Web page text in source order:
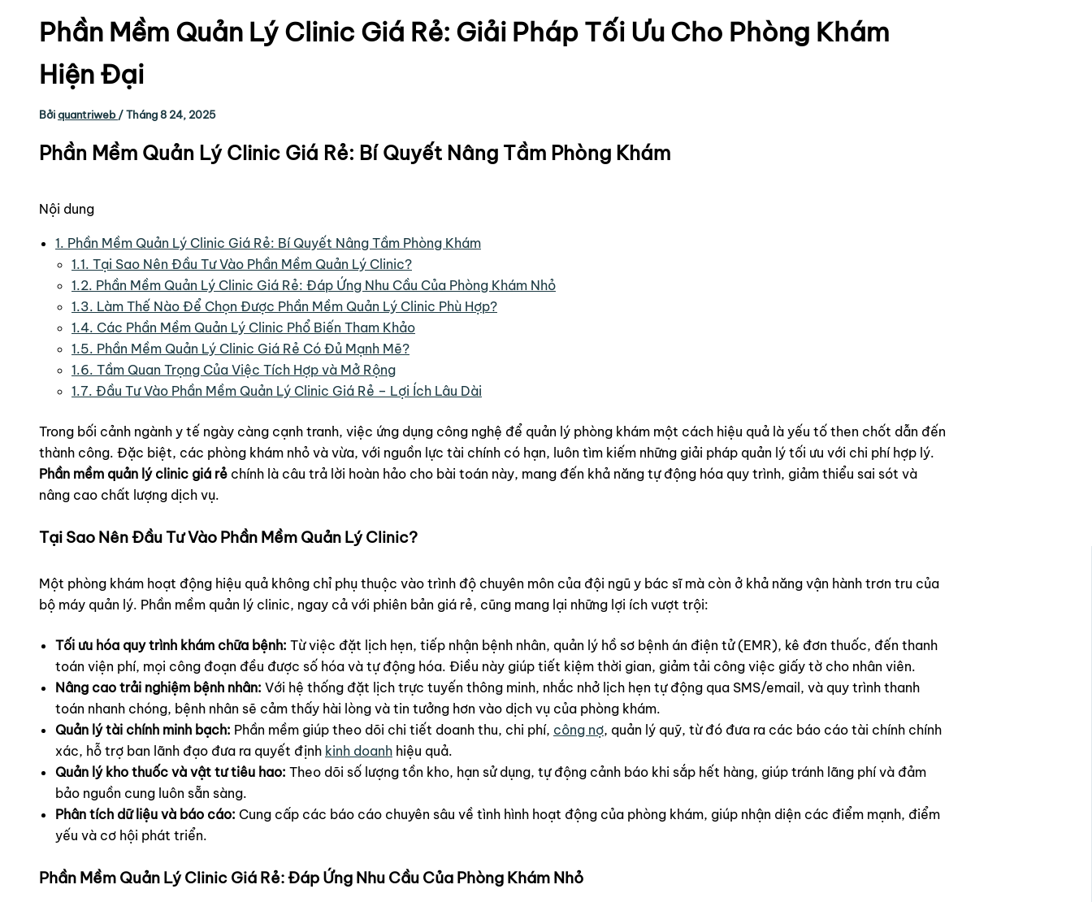
Phần Mềm Quản Lý Clinic Giá Rẻ: Giải Pháp Tối Ưu Cho Phòng Khám
Hiện Đại
Bởiquantriweb/Tháng 8 24, 2025
Phần Mềm Quản Lý Clinic Giá Rẻ: Bí Quyết Nâng Tầm Phòng Khám
Nội dung
1. Phần Mềm Quản Lý Clinic Giá Rẻ: Bí Quyết Nâng Tầm Phòng Khám
1.1. Tại Sao Nên Đầu Tư Vào Phần Mềm Quản Lý Clinic?
1.2. Phần Mềm Quản Lý Clinic Giá Rẻ: Đáp Ứng Nhu Cầu Của Phòng Khám Nhỏ
1.3. Làm Thế Nào Để Chọn Được Phần Mềm Quản Lý Clinic Phù Hợp?
1.4. Các Phần Mềm Quản Lý Clinic Phổ Biến Tham Khảo
1.5. Phần Mềm Quản Lý Clinic Giá Rẻ Có Đủ Mạnh Mẽ?
1.6. Tầm Quan Trọng Của Việc Tích Hợp và Mở Rộng
1.7. Đầu Tư Vào Phần Mềm Quản Lý Clinic Giá Rẻ – Lợi Ích Lâu Dài
Trong bối cảnh ngành y tế ngày càng cạnh tranh, việc ứng dụng công nghệ để quản lý phòng khám một cách hiệu quả là yếu tố then chốt dẫn đến
thành công. Đặc biệt, các phòng khám nhỏ và vừa, với nguồn lực tài chính có hạn, luôn tìm kiếm những giải pháp quản lý tối ưu với chi phí hợp lý.
Phần mềm quản lý clinic giá rẻ chính là câu trả lời hoàn hảo cho bài toán này, mang đến khả năng tự động hóa quy trình, giảm thiểu sai sót và
nâng cao chất lượng dịch vụ.
Tại Sao Nên Đầu Tư Vào Phần Mềm Quản Lý Clinic?
Một phòng khám hoạt động hiệu quả không chỉ phụ thuộc vào trình độ chuyên môn của đội ngũ y bác sĩ mà còn ở khả năng vận hành trơn tru của
bộ máy quản lý. Phần mềm quản lý clinic, ngay cả với phiên bản giá rẻ, cũng mang lại những lợi ích vượt trội:
Tối ưu hóa quy trình khám chữa bệnh: Từ việc đặt lịch hẹn, tiếp nhận bệnh nhân, quản lý hồ sơ bệnh án điện tử (EMR), kê đơn thuốc, đến thanh
toán viện phí, mọi công đoạn đều được số hóa và tự động hóa. Điều này giúp tiết kiệm thời gian, giảm tải công việc giấy tờ cho nhân viên.
Nâng cao trải nghiệm bệnh nhân: Với hệ thống đặt lịch trực tuyến thông minh, nhắc nhở lịch hẹn tự động qua SMS/email, và quy trình thanh
toán nhanh chóng, bệnh nhân sẽ cảm thấy hài lòng và tin tưởng hơn vào dịch vụ của phòng khám.
Quản lý tài chính minh bạch: Phần mềm giúp theo dõi chi tiết doanh thu, chi phí, công nợ, quản lý quỹ, từ đó đưa ra các báo cáo tài chính chính
xác, hỗ trợ ban lãnh đạo đưa ra quyết định kinh doanh hiệu quả.
Quản lý kho thuốc và vật tư tiêu hao: Theo dõi số lượng tồn kho, hạn sử dụng, tự động cảnh báo khi sắp hết hàng, giúp tránh lãng phí và đảm
bảo nguồn cung luôn sẵn sàng.
Phân tích dữ liệu và báo cáo: Cung cấp các báo cáo chuyên sâu về tình hình hoạt động của phòng khám, giúp nhận diện các điểm mạnh, điểm
yếu và cơ hội phát triển.
Phần Mềm Quản Lý Clinic Giá Rẻ: Đáp Ứng Nhu Cầu Của Phòng Khám Nhỏ